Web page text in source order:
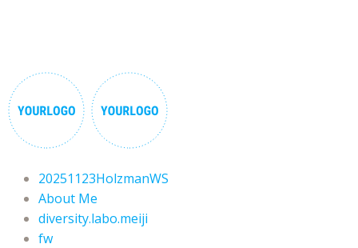
20251123HolzmanWS
About Me
diversity.labo.meiji
fw